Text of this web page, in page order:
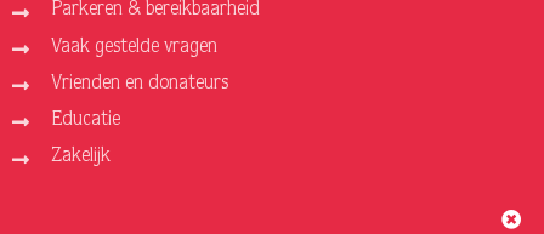
Parkeren & bereikbaarheid
Vaak gestelde vragen
Vrienden en donateurs
Educatie
Zakelijk